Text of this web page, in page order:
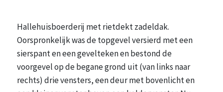
Hallehuisboerderij met rietdekt zadeldak.
Oorspronkelijk was de topgevel versierd met een
sierspant en een gevelteken en bestond de
voorgevel op de begane grond uit (van links naar
rechts) drie vensters, een deur met bovenlicht en